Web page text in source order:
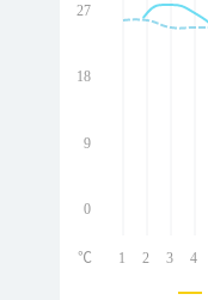
27
18
9
0
1 2 3 4
℃